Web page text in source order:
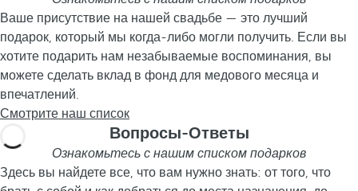
Ваше присутствие на нашей свадьбе — это лучший
подарок, который мы когда-либо могли получить. Если вы
хотите подарить нам незабываемые воспоминания, вы
можете сделать вклад в фонд для медового месяца и
впечатлений.
Смотрите наш список
Вопросы-Ответы
Ознакомьтесь с нашим списком подарков
Здесь вы найдете все, что вам нужно знать: от того, что